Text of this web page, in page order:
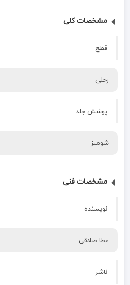
مشخصات کلی
قطع
رحلی
پوشش جلد
شومیز
مشخصات فنی
نویسنده
عطا صادقی
ناشر